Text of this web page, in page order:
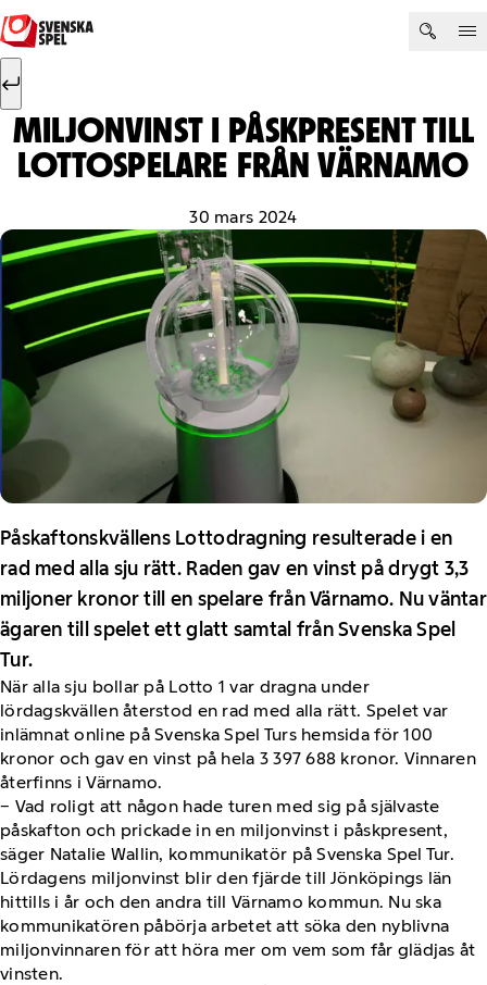
Hoppa till innehåll
Sök efter:
MILJONVINST I PÅSKPRESENT TILL
LOTTOSPELARE FRÅN VÄRNAMO
30 mars 2024
Påskaftonskvällens Lottodragning resulterade i en
rad med alla sju rätt. Raden gav en vinst på drygt 3,3
miljoner kronor till en spelare från Värnamo. Nu väntar
ägaren till spelet ett glatt samtal från Svenska Spel
Tur.
När alla sju bollar på Lotto 1 var dragna under
lördagskvällen återstod en rad med alla rätt. Spelet var
inlämnat online på Svenska Spel Turs hemsida för 100
kronor och gav en vinst på hela 3 397 688 kronor. Vinnaren
återfinns i Värnamo.
− Vad roligt att någon hade turen med sig på självaste
påskafton och prickade in en miljonvinst i påskpresent,
säger Natalie Wallin, kommunikatör på Svenska Spel Tur.
Lördagens miljonvinst blir den fjärde till Jönköpings län
hittills i år och den andra till Värnamo kommun. Nu ska
kommunikatören påbörja arbetet att söka den nyblivna
miljonvinnaren för att höra mer om vem som får glädjas åt
vinsten.